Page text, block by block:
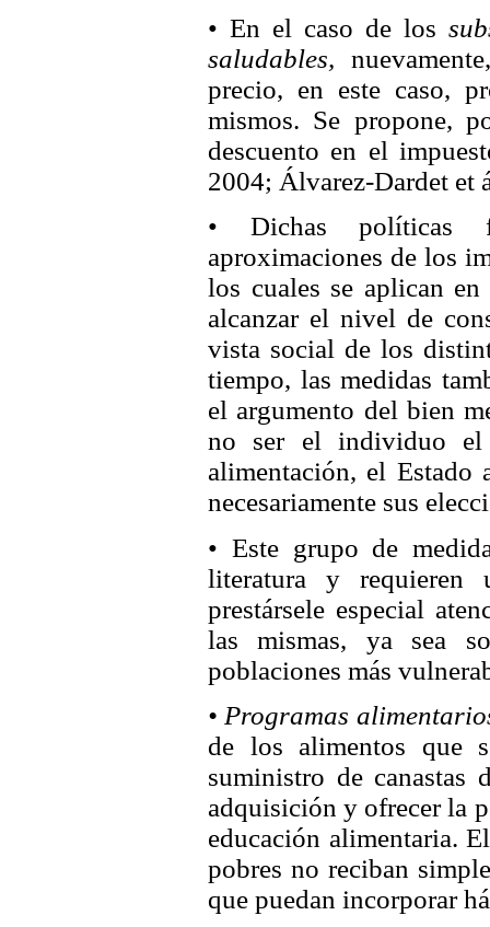
• En el caso de los
saludables,
precio, en este caso,
mismos. Se propone,
descuento en el
2004; Álvarez-Dardet et
• Dichas políticas
aproximaciones de los
los cuales se aplican
alcanzar el nivel de
vista social de los
tiempo, las medidas
el argumento del bien
no ser el individuo el
alimentación, el Estado
necesariamente sus
• Este grupo de
literatura y requieren
prestársele especial
las mismas, ya sea
poblaciones más
• Programas
de los alimentos que
suministro de canastas
adquisición y ofrecer la
educación alimentaria.
pobres no reciban
que puedan incorporar